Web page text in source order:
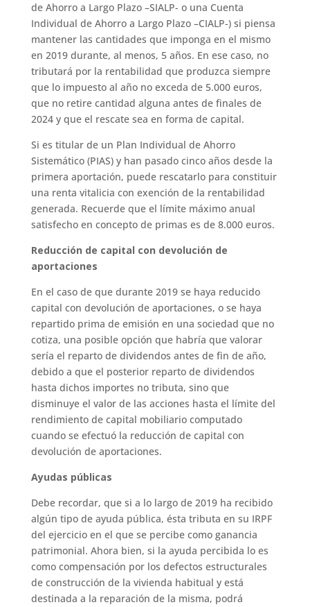
de Ahorro a Largo Plazo –SIALP- o una Cuenta
Individual de Ahorro a Largo Plazo –CIALP-) si piensa
mantener las cantidades que imponga en el mismo
en 2019 durante, al menos, 5 años. En ese caso, no
tributará por la rentabilidad que produzca siempre
que lo impuesto al año no exceda de 5.000 euros,
que no retire cantidad alguna antes de finales de
2024 y que el rescate sea en forma de capital.
Si es titular de un Plan Individual de Ahorro
Sistemático (PIAS) y han pasado cinco años desde la
primera aportación, puede rescatarlo para constituir
una renta vitalicia con exención de la rentabilidad
generada. Recuerde que el límite máximo anual
satisfecho en concepto de primas es de 8.000 euros.
Reducción de capital con devolución de
aportaciones
En el caso de que durante 2019 se haya reducido
capital con devolución de aportaciones, o se haya
repartido prima de emisión en una sociedad que no
cotiza, una posible opción que habría que valorar
sería el reparto de dividendos antes de fin de año,
debido a que el posterior reparto de dividendos
hasta dichos importes no tributa, sino que
disminuye el valor de las acciones hasta el límite del
rendimiento de capital mobiliario computado
cuando se efectuó la reducción de capital con
devolución de aportaciones.
Ayudas públicas
Debe recordar, que si a lo largo de 2019 ha recibido
algún tipo de ayuda pública, ésta tributa en su IRPF
del ejercicio en el que se percibe como ganancia
patrimonial. Ahora bien, si la ayuda percibida lo es
como compensación por los defectos estructurales
de construcción de la vivienda habitual y está
destinada a la reparación de la misma, podrá